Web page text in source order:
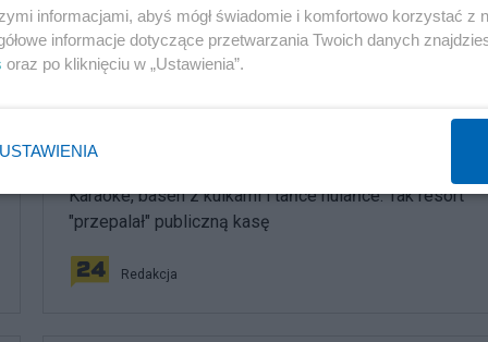
80 Obserwuj notkę
Polityka
Karaoke, basen z kulkami i tańce hulańce. Tak resort
"przepalał" publiczną kasę
Redakcja
informacjami, abyś mógł świadomie i komfortowo korzystać z
informacje dotyczące przetwarzania Twoich danych
oraz po kliknięciu w „Ustawienia”.
USTAWIENIA